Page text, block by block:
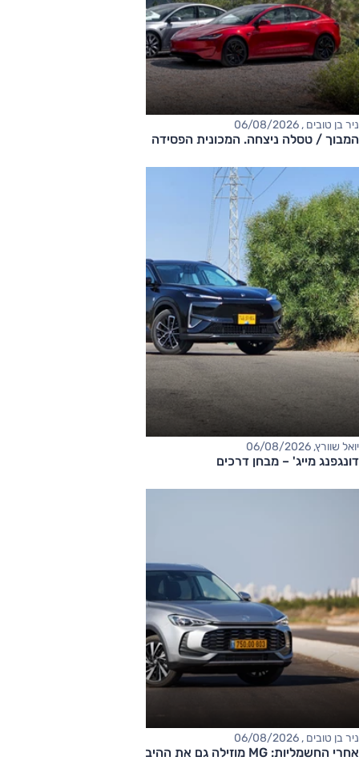
ניר בן טובים , 06/08/2026
המבוך / טסלה ניצחה. המכונית הפסידה
יואל שוורץ, 06/08/2026
דונגפנג מייג' – מבחן דרכים
ניר בן טובים , 06/08/2026
אחרי החשמליות: MG מוזילה גם את ההיברידיות